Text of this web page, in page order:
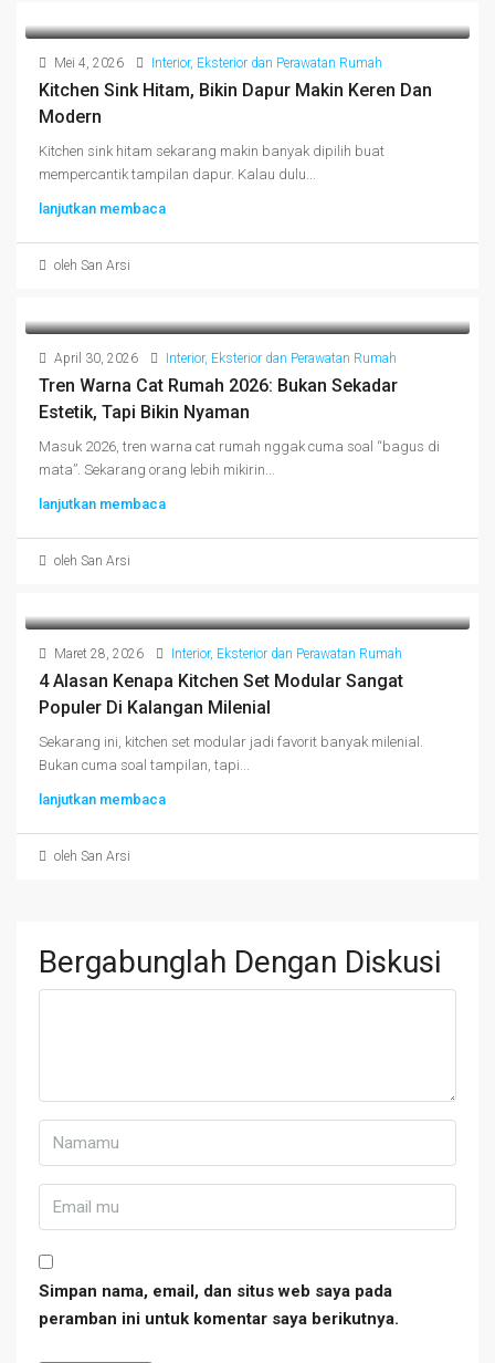
Mei 4, 2026 Interior, Eksterior dan Perawatan Rumah
Kitchen Sink Hitam, Bikin Dapur Makin Keren Dan
Modern
Kitchen sink hitam sekarang makin banyak dipilih buat
mempercantik tampilan dapur. Kalau dulu...
lanjutkan membaca
oleh San Arsi
April 30, 2026 Interior, Eksterior dan Perawatan Rumah
Tren Warna Cat Rumah 2026: Bukan Sekadar
Estetik, Tapi Bikin Nyaman
Masuk 2026, tren warna cat rumah nggak cuma soal “bagus di
mata”. Sekarang orang lebih mikirin...
lanjutkan membaca
oleh San Arsi
Maret 28, 2026 Interior, Eksterior dan Perawatan Rumah
4 Alasan Kenapa Kitchen Set Modular Sangat
Populer Di Kalangan Milenial
Sekarang ini, kitchen set modular jadi favorit banyak milenial.
Bukan cuma soal tampilan, tapi...
lanjutkan membaca
oleh San Arsi
Bergabunglah Dengan Diskusi
Simpan nama, email, dan situs web saya pada
peramban ini untuk komentar saya berikutnya.